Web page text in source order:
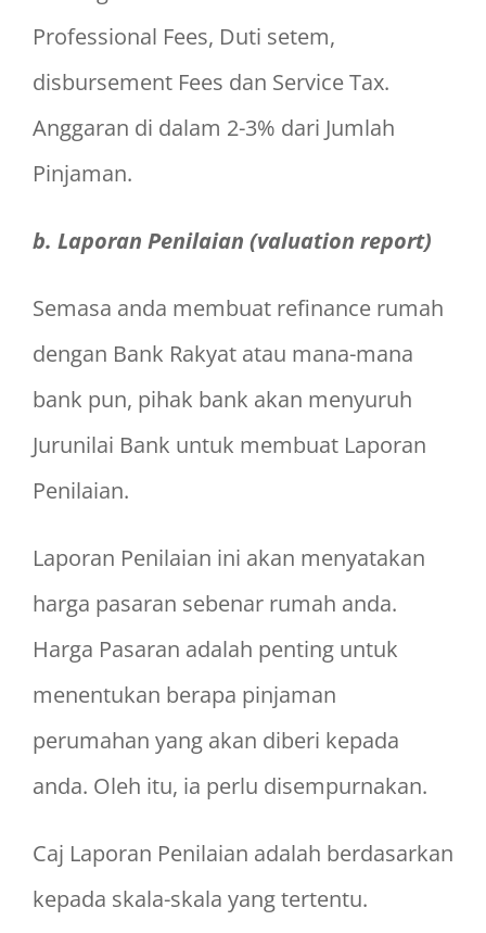
Professional Fees, Duti setem,
disbursement Fees dan Service Tax.
Anggaran di dalam 2-3% dari Jumlah
Pinjaman.
b. Laporan Penilaian (valuation report)
Semasa anda membuat refinance rumah
dengan Bank Rakyat atau mana-mana
bank pun, pihak bank akan menyuruh
Jurunilai Bank untuk membuat Laporan
Penilaian.
Laporan Penilaian ini akan menyatakan
harga pasaran sebenar rumah anda.
Harga Pasaran adalah penting untuk
menentukan berapa pinjaman
perumahan yang akan diberi kepada
anda. Oleh itu, ia perlu disempurnakan.
Caj Laporan Penilaian adalah berdasarkan
kepada skala-skala yang tertentu.